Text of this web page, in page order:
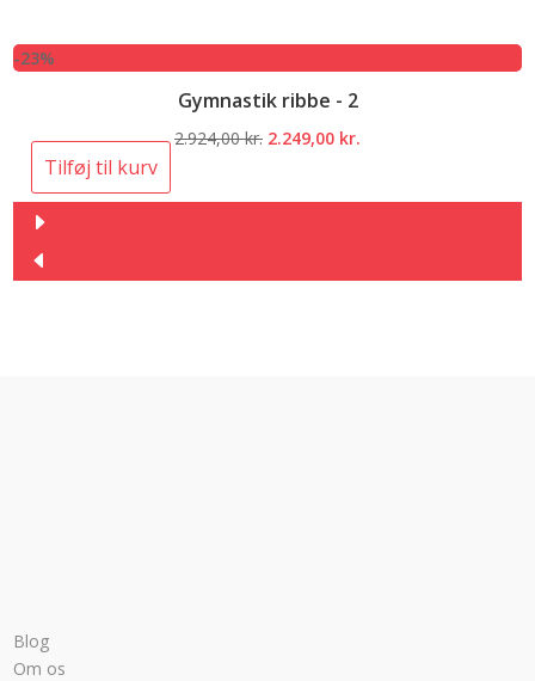
-23%
Gymnastik ribbe - 2
2.924,00kr. Den
2.249,00 kr.
Tilføj til kurv
Blog
Om os